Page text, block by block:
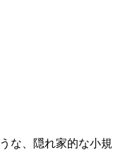
な、隠れ家的な小規